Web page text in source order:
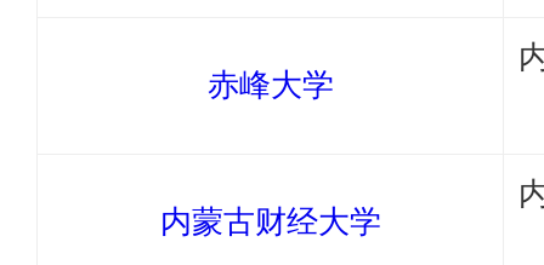
赤峰大学
内蒙古财经大学